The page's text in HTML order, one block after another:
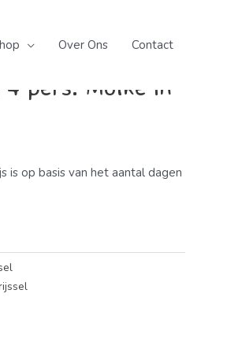
Over Ons Contact
pers. Mölke in
is op basis van het aantal dagen